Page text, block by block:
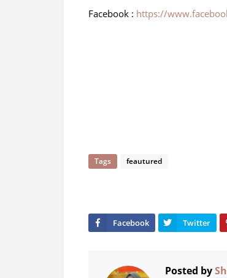
Facebook : https://
Tags feautured
Posted by